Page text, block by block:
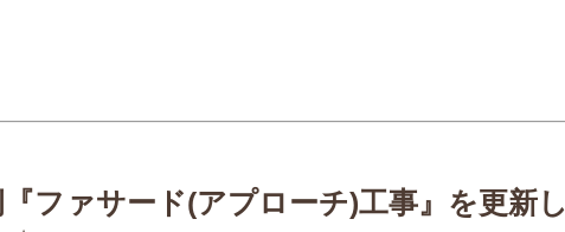
ファサード(アプローチ)工事』を更新し